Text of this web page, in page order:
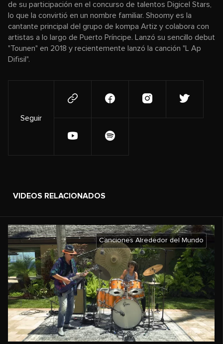
de su participación en el concurso de talentos Digicel Stars,
lo que la convirtió en un nombre familiar. Shoomy es la
cantante principal del grupo de kompa Artiz y colabora con
artistas a lo largo de Puerto Príncipe. Lanzó su sencillo debut
"Tounen" en 2018 y recientemente lanzó la canción "L Ap
Difisil".
Seguir
VIDEOS RELACIONADOS
Canciones Alrededor del Mundo